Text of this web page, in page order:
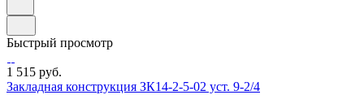
Быстрый просмотр
1 515 руб.
Закладная конструкция ЗК14-2-5-02 уст. 9-2/4